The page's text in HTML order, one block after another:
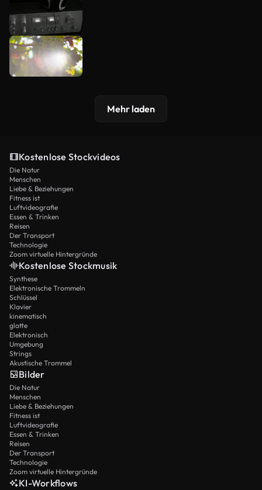
Mehr laden
Kostenlose Stockvideos
Die Natur
Menschen
Liebe & Beziehungen
Fitness ist
Luftvideografie
Essen & Trinken
Reisen
Der Transport
Technologie
Zoom virtuelle Hintergründe
Kostenlose Stockmusik
Synthese
Elektronische Trommeln
Schlüssel
Klavier
kinematisch
glatte
Elektronisch
Umgebung
Strings
Akustische Trommel
Bilder
Die Natur
Menschen
Liebe & Beziehungen
Fitness ist
Luftvideografie
Essen & Trinken
Reisen
Der Transport
Technologie
Zoom virtuelle Hintergründe
KI-Workflows